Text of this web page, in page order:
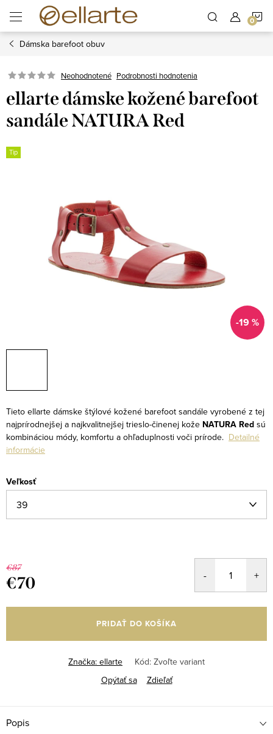
obsah
Dámska barefoot obuv
Neohodnotené Podrobnosti hodnotenia
ellarte dámske kožené barefoot
sandále NATURA Red
Tip
-19 %
Tieto ellarte dámske štýlové kožené barefoot sandále vyrobené z tej
najprírodnejšej a najkvalitnejšej trieslo-činenej kože NATURA Red sú
kombináciou módy, komfortu a ohľaduplnosti voči prírode. Detailné
informácie
Veľkosť
€87
€70
cena:
PRIDAŤ DO KOŠÍKA
Značka: ellarte Kód: Zvoľte variant
Opýtať sa
Zdieľať
Popis